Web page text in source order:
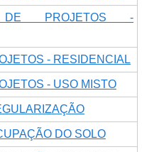
DE PROJETOS -
- RESIDENCIAL
- USO MISTO
DO SOLO